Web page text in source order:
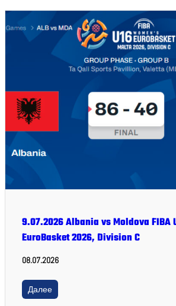
9.07.2026 Albania vs Moldova FIBA
EuroBasket 2026, Division C
08.07.2026
Далее